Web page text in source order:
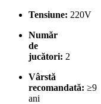
Tensiune: 220V
Număr
de
jucători: 2
Vârstă
recomandată: ≥9
ani